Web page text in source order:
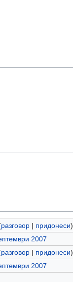
разговор| придонеси)
2007
разговор| придонеси)
2007